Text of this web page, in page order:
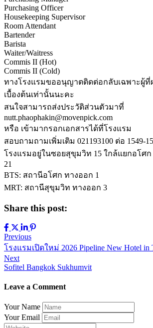
Purchasing Officer
Housekeeping Supervisor
Room Attendant
Bartender
Barista
Waiter/Waitress
Commis II (Hot)
Commis II (Cold)
ทางโรงแรมขออนุญาตติดต่อกลับเฉพาะผู้ที่
เบื้องต้นเท่านั้นนะคะ
สนใจสามารถส่งประวัติส่วนตัวมาที่
nutt.phaophakin@movenpick.com
หรือ เข้ามากรอกเอกสารได้ที่โรงแรม
สอบถามถามเพิ่มเติม 021193100 ต่อ 1549-
โรงแรมอยู่ในซอยสุขุมวิท 15 ใกล้แยกอโศก
21
BTS: สถานีอโศก ทางออก 1
MRT: สถานีสุขุมวิท ทางออก 3
Share this post:
Previous
โรงแรมเปิดใหม่ 2026 Pipeline New Hotel in
Next
Sofitel Bangkok Sukhumvit
Leave a Comment
Your Name
Your Email